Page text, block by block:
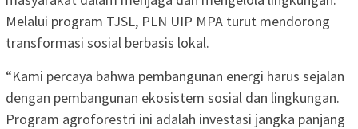
Melalui program TJSL, PLN UIP MPA turut mendorong
transformasi sosial berbasis lokal.
“Kami percaya bahwa pembangunan energi harus sejalan
dengan pembangunan ekosistem sosial dan lingkungan.
Program agroforestri ini adalah investasi jangka panjang